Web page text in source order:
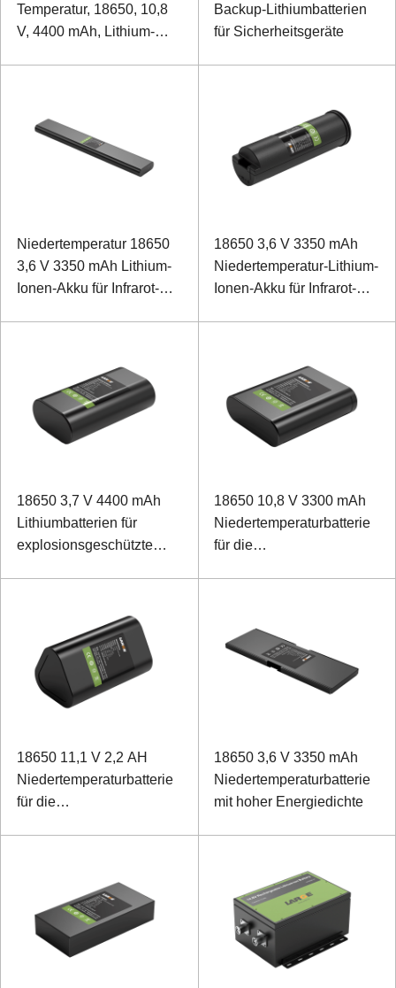
Temperatur, 18650, 10,8
V, 4400 mAh, Lithium-
Backup-Lithiumbatterien
für Sicherheitsgeräte
Niedertemperatur 18650
3,6 V 3350 mAh Lithium-
Ionen-Akku für Infrarot-
18650 3,6 V 3350 mAh
Niedertemperatur-Lithium-
Ionen-Akku für Infrarot-
18650 3,7 V 4400 mAh
Lithiumbatterien für
explosionsgeschützte
18650 10,8 V 3300 mAh
Niedertemperaturbatterie
für die
18650 11,1 V 2,2 AH
Niedertemperaturbatterie
für die
18650 3,6 V 3350 mAh
Niedertemperaturbatterie
mit hoher Energiedichte